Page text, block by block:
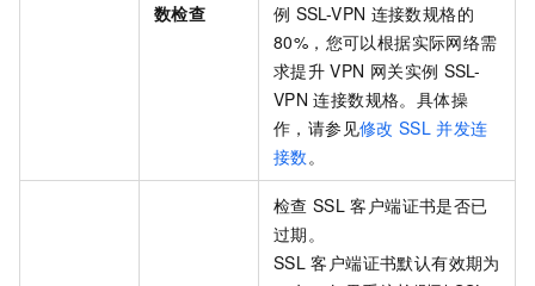
数检查
例 SSL-VPN 连接数规格的
80%，您可以根据实际网络需
求提升 VPN 网关实例 SSL-
VPN 连接数规格。具体操
作，请参见修改 SSL 并发连
接数。
检查 SSL 客户端证书是否已
过期。
SSL 客户端证书默认有效期为